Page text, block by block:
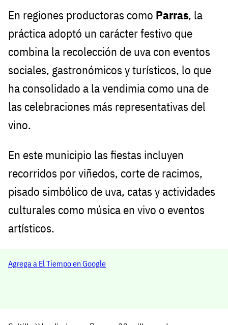
En regiones productoras como Parras, la
práctica adoptó un carácter festivo que
combina la recolección de uva con eventos
sociales, gastronómicos y turísticos, lo que
ha consolidado a la vendimia como una de
las celebraciones más representativas del
vino.
En este municipio las fiestas incluyen
recorridos por viñedos, corte de racimos,
pisado simbólico de uva, catas y actividades
culturales como música en vivo o eventos
artísticos.
Agrega a El Tiempo en Google